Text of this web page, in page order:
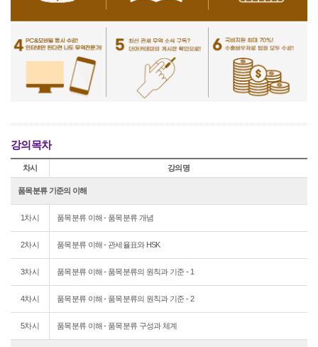
강의목차
차시 강의명
품목분류 기준의 이해
1차시 품목분류 이해 - 품목분류 개념
2차시 품목분류 이해 - 관세율표와 HSK
3차시 품목분류 이해 - 품목분류의 원칙과 기준 - 1
4차시 품목분류 이해 - 품목분류의 원칙과 기준 - 2
5차시 품목분류 이해 - 품목분류 구성과 체계